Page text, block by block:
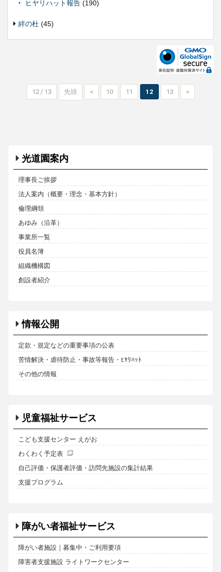
ヒヤリハット報告 (190)
絆の杜 (45)
12 / 13 先頭 < 10 11 12 13 >
光道園案内
理事長ご挨拶
法人案内（概要・理念・基本方針）
倫理綱領
あゆみ（沿革）
事業所一覧
役員名簿
組織機構図
創設者紹介
情報公開
定款・規定などの重要事項の公表
苦情解決・虐待防止・事故等報告・ﾋﾔﾘﾊｯﾄ
その他の情報
児童福祉サービス
こども支援センター えがお
わくわく予定表
自己評価・保護者評価・訪問先施設の集計結果
支援プログラム
障がい者福祉サービス
障がい者施設｜募集中・ご利用要項
障害者支援施設 ライトワークセンター